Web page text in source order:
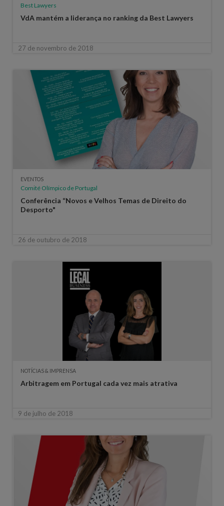
Best Lawyers
VdA mantém a liderança no ranking da Best Lawyers
27 de novembro de 2018
EVENTOS
Comité Olímpico de Portugal
Conferência “Novos e Velhos Temas de Direito do
Desporto"
26 de outubro de 2018
NOTÍCIAS & IMPRENSA
Arbitragem em Portugal cada vez mais atrativa
9 de julho de 2018